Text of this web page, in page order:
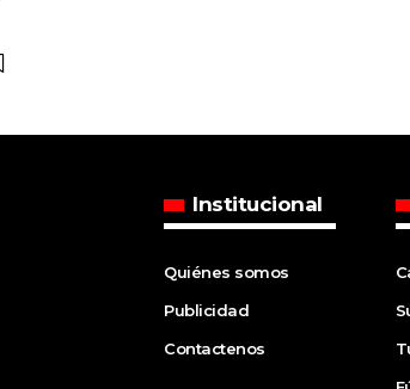
Institucional
Quiénes somos
Publicidad
Contactenos